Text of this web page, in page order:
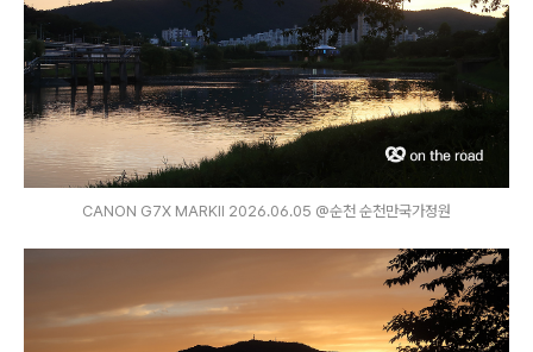
CANON G7X MARKⅡ 2026.06.05 @순천 순천만국가정원